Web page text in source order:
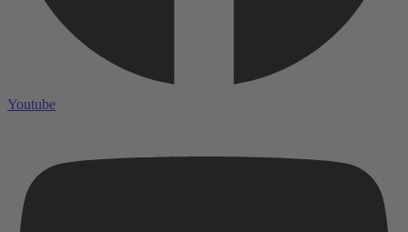
Youtube